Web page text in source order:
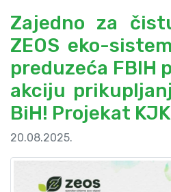
Zajedno za
ZEOS eko-
preduzeća FBIH
akciju
BiH! Projekat
20.08.2025.